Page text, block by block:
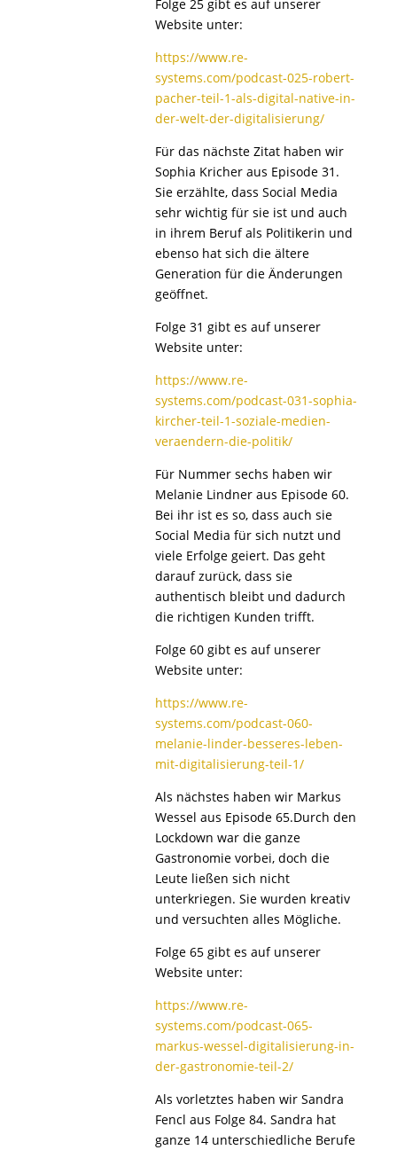
Folge 25 gibt es auf unserer
Website unter:
https://www.re-
systems.com/podcast-025-robert-
pacher-teil-1-als-digital-native-in-
der-welt-der-digitalisierung/
Für das nächste Zitat haben wir
Sophia Kricher aus Episode 31.
Sie erzählte, dass Social Media
sehr wichtig für sie ist und auch
in ihrem Beruf als Politikerin und
ebenso hat sich die ältere
Generation für die Änderungen
geöffnet.
Folge 31 gibt es auf unserer
Website unter:
https://www.re-
systems.com/podcast-031-sophia-
kircher-teil-1-soziale-medien-
veraendern-die-politik/
Für Nummer sechs haben wir
Melanie Lindner aus Episode 60.
Bei ihr ist es so, dass auch sie
Social Media für sich nutzt und
viele Erfolge geiert. Das geht
darauf zurück, dass sie
authentisch bleibt und dadurch
die richtigen Kunden trifft.
Folge 60 gibt es auf unserer
Website unter:
https://www.re-
systems.com/podcast-060-
melanie-linder-besseres-leben-
mit-digitalisierung-teil-1/
Als nächstes haben wir Markus
Wessel aus Episode 65.Durch den
Lockdown war die ganze
Gastronomie vorbei, doch die
Leute ließen sich nicht
unterkriegen. Sie wurden kreativ
und versuchten alles Mögliche.
Folge 65 gibt es auf unserer
Website unter:
https://www.re-
systems.com/podcast-065-
markus-wessel-digitalisierung-in-
der-gastronomie-teil-2/
Als vorletztes haben wir Sandra
Fencl aus Folge 84. Sandra hat
ganze 14 unterschiedliche Berufe